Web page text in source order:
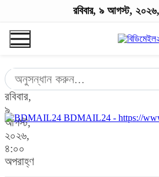
রবিবার,
৯
আগস্ট,
২০২৬,
৪:০০
অপরাহ্ণ
BDMAIL24 - https://
রবিবার, ৯ আগস্ট,